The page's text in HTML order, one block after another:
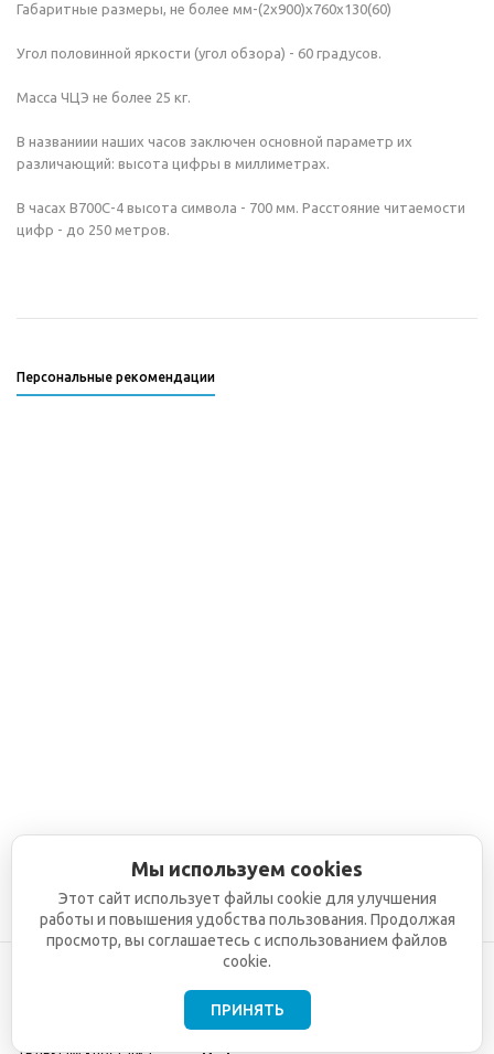
Габаритные размеры, не более мм-(2х900)х760х130(60)
Угол половинной яркости (угол обзора) - 60 градусов.
Масса ЧЦЭ не более 25 кг.
В названиии наших часов заключен основной параметр их
различающий: высота цифры в миллиметрах.
В часах В700С-4 высота символа - 700 мм. Расстояние читаемости
цифр - до 250 метров.
Персональные рекомендации
Мы используем cookies
Этот сайт использует файлы cookie для улучшения
работы и повышения удобства пользования. Продолжая
просмотр, вы соглашаетесь с использованием файлов
cookie.
ПРИНЯТЬ